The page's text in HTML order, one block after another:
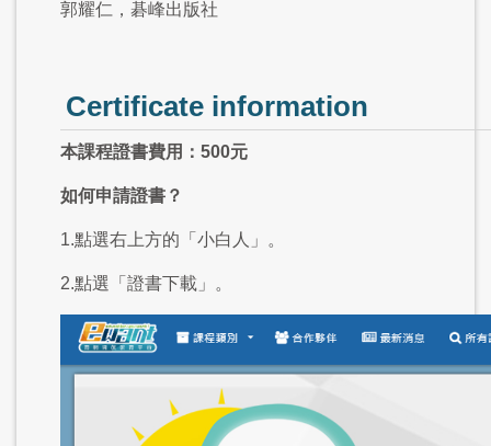
郭耀仁，碁峰出版社
Certificate information
本課程證書費用：500元
如何申請證書？
1.點選右上方的「小白人」。
2.點選「證書下載」。